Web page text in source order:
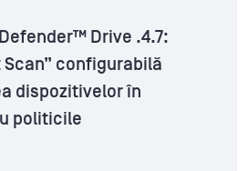
Drive .4.7:
configurabilă
dispozitivelor în
politicile